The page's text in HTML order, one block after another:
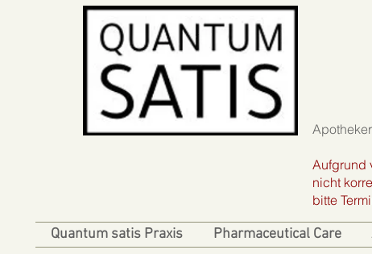
Aufgrund
nicht
bitte
Quantum satis Praxis Pharmaceutical Care